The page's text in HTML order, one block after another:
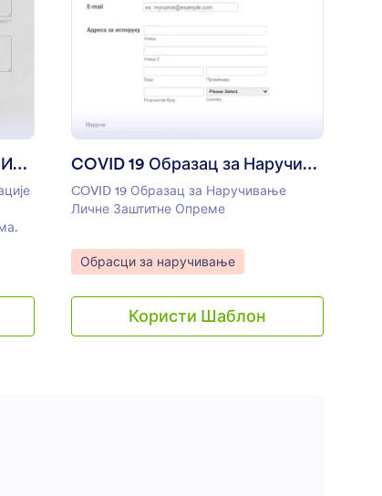
један од JotForm-ових шаблона, и
прилагоди му дизајн да се слаже са
за Наруџбину без Интеграције Плаћања
Образац за Наруџбину без Интеграције Плаћања COVID 19 Образац за Наручивање Личне Заштитне Опреме
COVID 19 Образац за Наручивање
Личне Заштитне Опреме
Go to Category:
Обрасци за наручивање
Користи Шаблон